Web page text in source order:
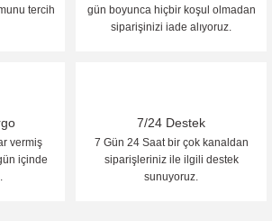
tercih
gün boyunca hiçbir koşul olmadan
siparişinizi iade alıyoruz.
vermiş
içinde
7/24 Destek
7 Gün 24 Saat bir çok kanaldan
siparişleriniz ile ilgili destek
sunuyoruz.